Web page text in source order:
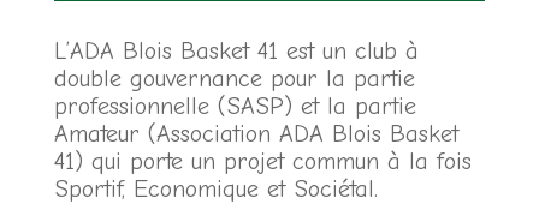
L’ADA Blois Basket 41 est un club à
double gouvernance pour la partie
professionnelle (SASP) et la partie
Amateur (Association ADA Blois Basket
41) qui porte un projet commun à la fois
Sportif, Economique et Sociétal.